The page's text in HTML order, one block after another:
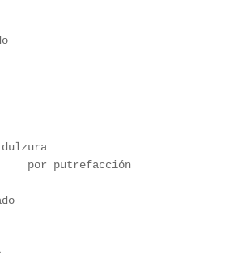
                  por putrefacción